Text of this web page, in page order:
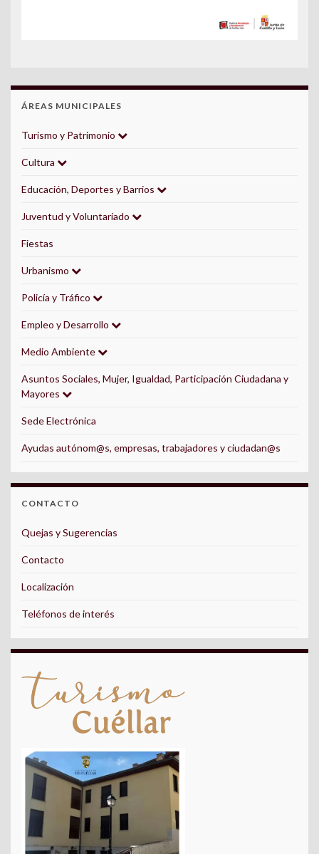
ÁREAS MUNICIPALES
Turismo y Patrimonio
Cultura
Educación, Deportes y Barrios
Juventud y Voluntariado
Fiestas
Urbanismo
Policía y Tráfico
Empleo y Desarrollo
Medio Ambiente
Asuntos Sociales, Mujer, Igualdad, Participación Ciudadana y
Mayores
Sede Electrónica
Ayudas autónom@s, empresas, trabajadores y ciudadan@s
CONTACTO
Quejas y Sugerencias
Contacto
Localización
Teléfonos de interés